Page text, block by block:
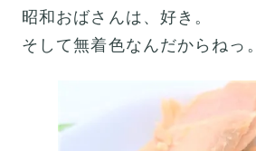
昭和おばさんは、好き。
そして無着色なんだからねっ。